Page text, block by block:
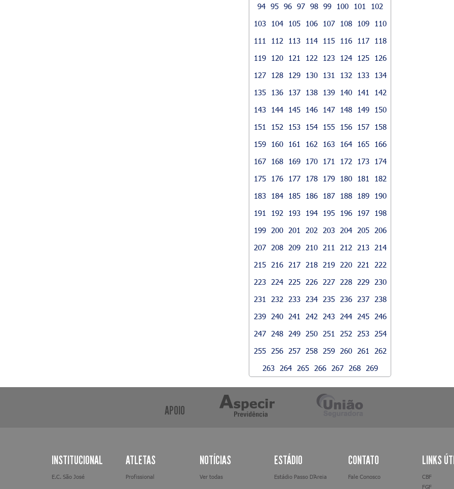
94 95 96 97 98 99 100 101
102
103
104 105 106 107 108 109
110
111
112 113 114 115 116 117
118
119
120 121 122 123 124 125
126
127
128 129 130 131 132 133
134
135
136 137 138 139 140 141
142
143
144 145 146 147 148 149
150
151
152 153 154 155 156 157
158
159
160 161 162 163 164 165
166
167
168 169 170 171 172 173
174
175
176 177 178 179 180 181
182
183
184 185 186 187 188 189
190
191
192 193 194 195 196 197
198
199
200 201 202 203 204 205
206
207
208 209 210 211 212 213
214
215
216 217 218 219 220 221
222
223
224 225 226 227 228 229
230
231
232 233 234 235 236 237
238
239
240 241 242 243 244 245
246
247
248 249 250 251 252 253
254
255
256 257 258 259 260 261
262
263
264 265 266 267 268 269
APOIO
INSTITUCIONAL
E.C. São José
ATLETAS
Profissional
NOTÍCIAS
Ver todas
ESTÁDIO
Estádio Passo D’Areia
CONTATO
Fale Conosco
LINKS
CBF
FGF